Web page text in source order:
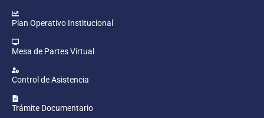
Plan Operativo Institucional
Mesa de Partes Virtual
Control de Asistencia
Trámite Documentario